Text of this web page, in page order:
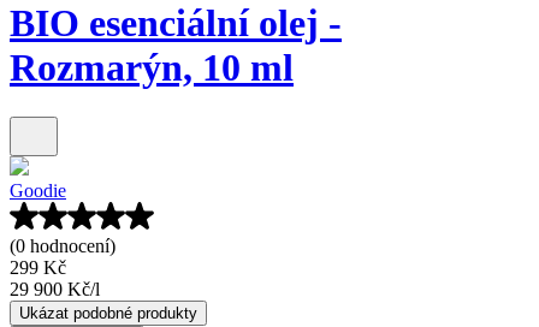
BIO esenciální olej -
Rozmarýn, 10 ml
Goodie
(0 hodnocení)
299 Kč
29 900 Kč/l
Ukázat podobné produkty